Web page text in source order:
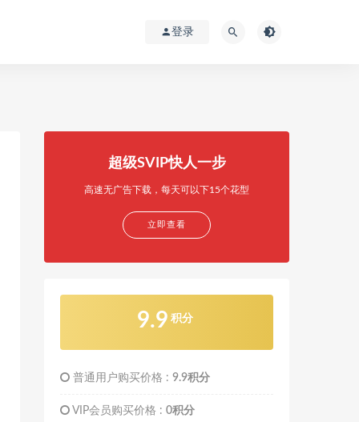
登录
超级SVIP快人一步
高速无广告下载，每天可以下15个花型
立即查看
9.9 积分
普通用户购买价格 : 9.9积分
VIP会员购买价格 : 0积分